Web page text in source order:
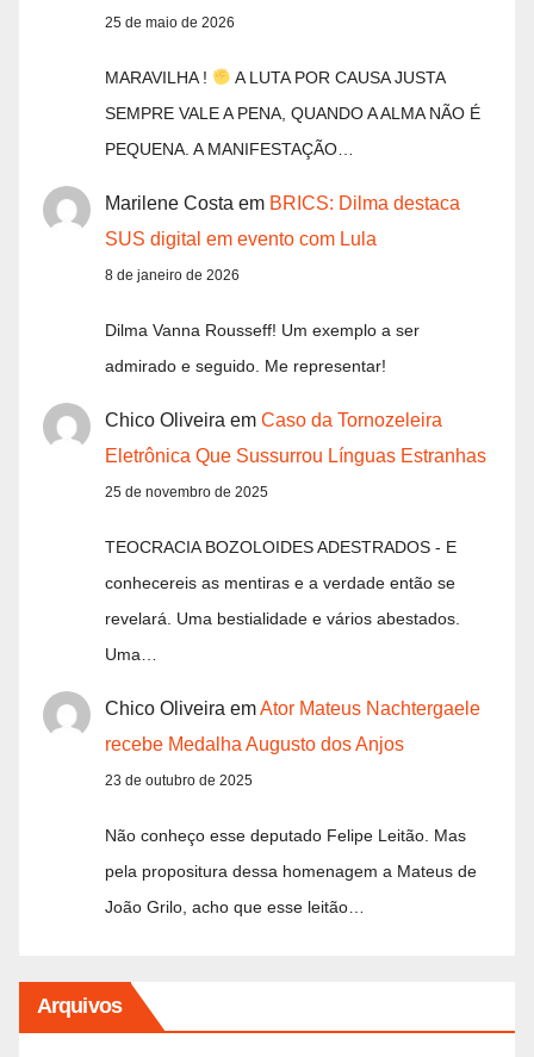
25 de maio de 2026
MARAVILHA !
A LUTA POR CAUSA JUSTA
SEMPRE VALE A PENA, QUANDO A ALMA NÃO É
PEQUENA. A MANIFESTAÇÃO…
Marilene Costa em BRICS: Dilma destaca
SUS digital em evento com Lula
8 de janeiro de 2026
Dilma Vanna Rousseff! Um exemplo a ser
admirado e seguido. Me representar!
Chico Oliveira em Caso da Tornozeleira
Eletrônica Que Sussurrou Línguas Estranhas
25 de novembro de 2025
TEOCRACIA BOZOLOIDES ADESTRADOS - E
conhecereis as mentiras e a verdade então se
revelará. Uma bestialidade e vários abestados.
Uma…
Chico Oliveira emAtor Mateus Nachtergaele
recebe Medalha Augusto dos Anjos
23 de outubro de 2025
Não conheço esse deputado Felipe Leitão. Mas
pela propositura dessa homenagem a Mateus de
João Grilo, acho que esse leitão…
Arquivos